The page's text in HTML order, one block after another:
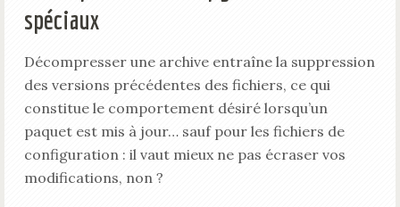
spéciaux
Décompresser une archive entraîne la suppression
des versions précédentes des fichiers, ce qui
constitue le comportement désiré lorsqu’un
paquet est mis à jour… sauf pour les fichiers de
configuration : il vaut mieux ne pas écraser vos
modifications, non ?